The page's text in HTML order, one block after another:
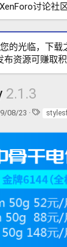
讨论社区
的光临，下载
布资源可赚取
2.1.3
08/23
标